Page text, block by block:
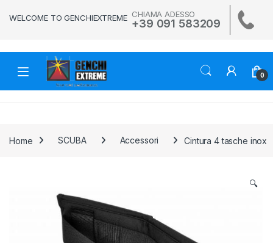
WELCOME TO GENCHIEXTREME CHIAMA ADESSO
+39 091 583209
0
Home SCUBA Accessori Cintura 4 tasche inox
🔍